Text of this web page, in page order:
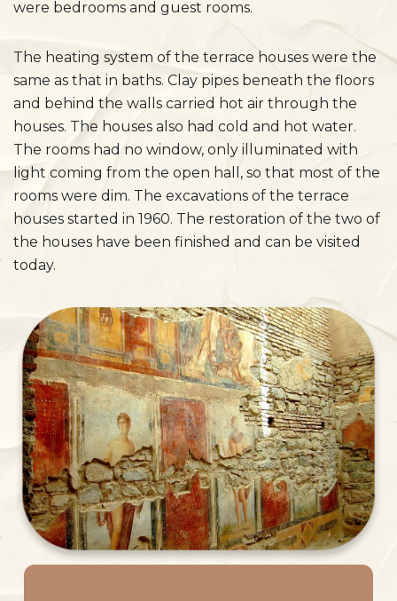
were bedrooms and guest rooms.
The heating system of the terrace houses were the
same as that in baths. Clay pipes beneath the floors
and behind the walls carried hot air through the
houses. The houses also had cold and hot water.
The rooms had no window, only illuminated with
light coming from the open hall, so that most of the
rooms were dim. The excavations of the terrace
houses started in 1960. The restoration of the two of
the houses have been finished and can be visited
today.